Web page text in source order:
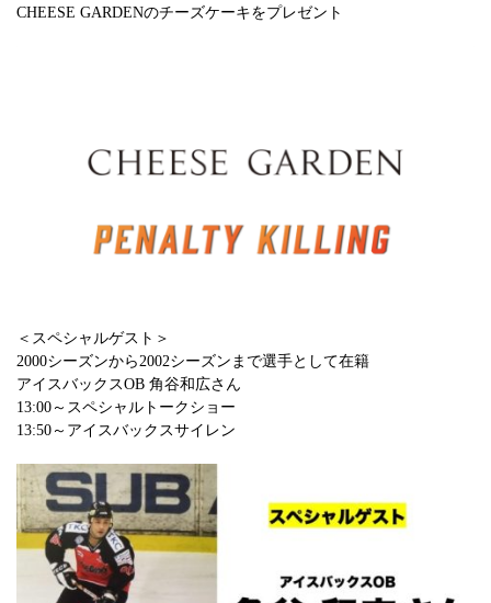
CHEESE GARDENのチーズケーキをプレゼント
＜スペシャルゲスト＞
2000シーズンから2002シーズンまで選手として在籍
アイスバックスOB 角谷和広さん
13:00～スペシャルトークショー
13:50～アイスバックスサイレン